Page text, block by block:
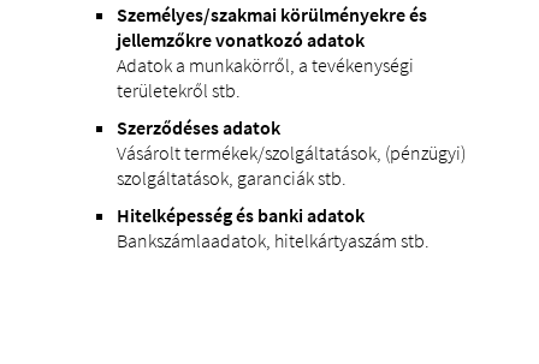
Személyes/szakmai körülményekre és
jellemzőkre vonatkozó adatok
Adatok a munkakörről, a tevékenységi
területekről stb.
Szerződéses adatok
Vásárolt termékek/szolgáltatások, (pénzügyi)
szolgáltatások, garanciák stb.
Hitelképesség és banki adatok
Bankszámlaadatok, hitelkártyaszám stb.